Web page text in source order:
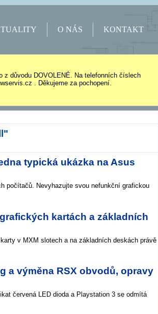
O NÁS KONTAKT
z důvodu DOVOLENÉ. Na telefonních číslech
. Děkujeme za pochopení.
typická ukázka na Asus
počítačů. Nevyhazujte svou nefunkční grafickou
kartách a základních
v MXM slotech a na základních deskách právě
a výměna RSX obvodů, opravy
červená LED dioda a Playstation 3 se odmítá